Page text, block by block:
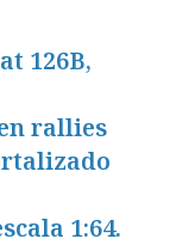
126B,
rallies
1:64.